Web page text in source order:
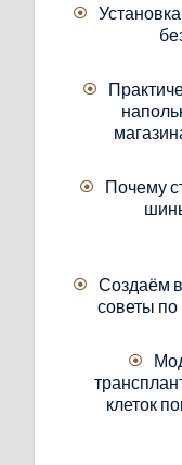
Почему
Создаём
советы
клеток